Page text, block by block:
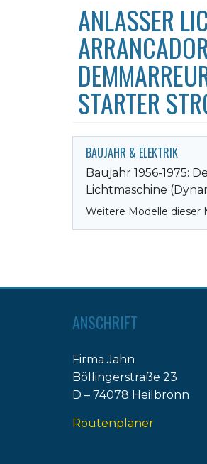
ANLASSER
STARTER
BAUJAHR & ELEKTRIK
Baujahr 1956-1975:
Lichtmaschine
Weitere Modelle dieser
ANSCHRIFT
Firma Jahn
Böllingerstraße 23
D – 74078 Heilbronn
Routenplaner